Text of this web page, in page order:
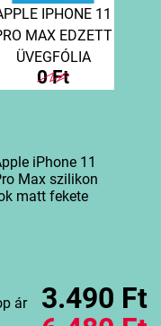
IPHONE 11
MAX EDZETT
ÜVEGFÓLIA
0 Ft
iPhone 11
Max szilikon
matt fekete
ár 3.490 Ft